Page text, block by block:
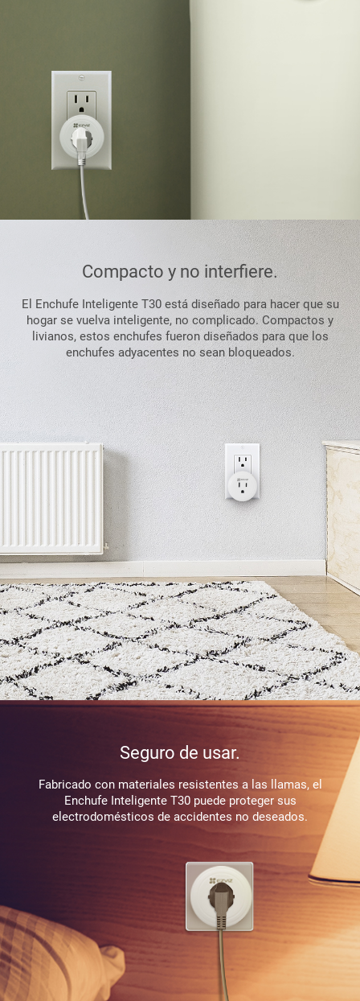
Compacto y no interfiere.
El Enchufe Inteligente T30 está diseñado para hacer que su
hogar se vuelva inteligente, no complicado. Compactos y
livianos, estos enchufes fueron diseñados para que los
enchufes adyacentes no sean bloqueados.
Seguro de usar.
Fabricado con materiales resistentes a las llamas, el
Enchufe Inteligente T30 puede proteger sus
electrodomésticos de accidentes no deseados.